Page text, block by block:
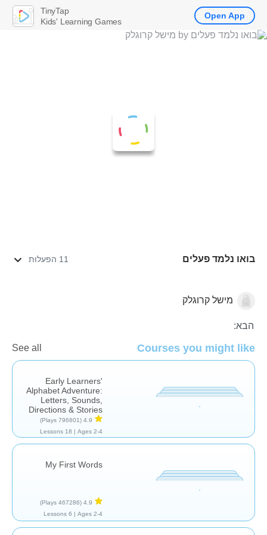
בואו נלמד פעלים 11 הפעלות
עברית אוצר מילים
מישל קרוגלק
הבא:
Courses you might like
See all
Early Learners'
Alphabet Adventure:
Letters, Sounds,
Directions & Stories
4.9
(796801 Plays)
Ages 2-4 |
18 Lessons
My First Words
4.9
(467286 Plays)
Ages 2-4 |
6 Lessons
TinyTap
Kids' Learning Games
Open App